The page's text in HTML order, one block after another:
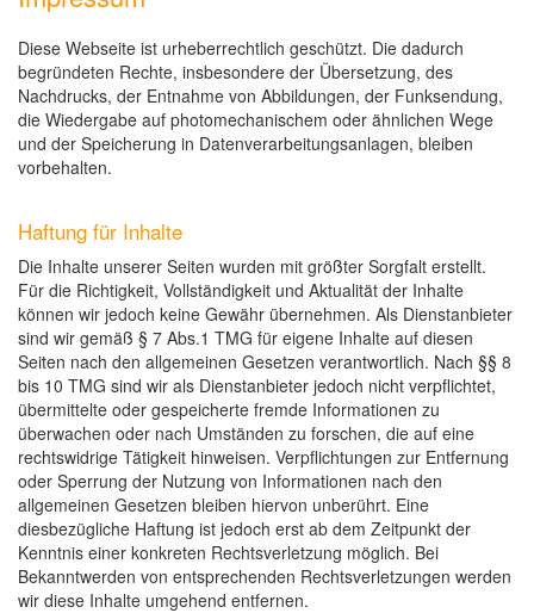
Diese Webseite ist urheberrechtlich geschützt. Die dadurch
begründeten Rechte, insbesondere der Übersetzung, des
Nachdrucks, der Entnahme von Abbildungen, der Funksendung,
die Wiedergabe auf photomechanischem oder ähnlichen Wege
und der Speicherung in Datenverarbeitungsanlagen, bleiben
vorbehalten.
Haftung für Inhalte
Die Inhalte unserer Seiten wurden mit größter Sorgfalt erstellt.
Für die Richtigkeit, Vollständigkeit und Aktualität der Inhalte
können wir jedoch keine Gewähr übernehmen. Als Dienstanbieter
sind wir gemäß § 7 Abs.1 TMG für eigene Inhalte auf diesen
Seiten nach den allgemeinen Gesetzen verantwortlich. Nach §§ 8
bis 10 TMG sind wir als Dienstanbieter jedoch nicht verpflichtet,
übermittelte oder gespeicherte fremde Informationen zu
überwachen oder nach Umständen zu forschen, die auf eine
rechtswidrige Tätigkeit hinweisen. Verpflichtungen zur Entfernung
oder Sperrung der Nutzung von Informationen nach den
allgemeinen Gesetzen bleiben hiervon unberührt. Eine
diesbezügliche Haftung ist jedoch erst ab dem Zeitpunkt der
Kenntnis einer konkreten Rechtsverletzung möglich. Bei
Bekanntwerden von entsprechenden Rechtsverletzungen werden
wir diese Inhalte umgehend entfernen.